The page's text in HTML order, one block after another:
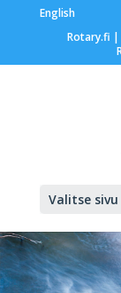
English
Rotary.fi |
Valitse sivu